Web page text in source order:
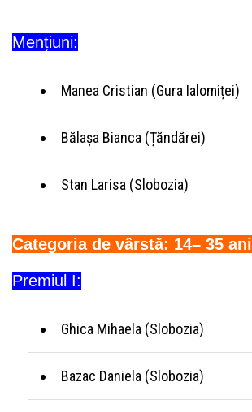
Mențiuni:
Manea Cristian (Gura Ialomiței)
Bălașa Bianca (Țăndărei)
Stan Larisa (Slobozia)
Categoria de vârstă: 14– 35 ani
Premiul I:
Ghica Mihaela (Slobozia)
Bazac Daniela (Slobozia)